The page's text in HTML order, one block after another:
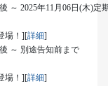
2025年11月06日(木)定
場！][詳細]
～ 別途告知前まで
場！][詳細]